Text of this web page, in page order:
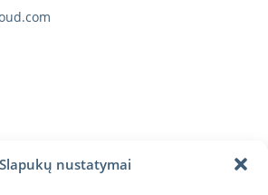
Slapukų nustatymai